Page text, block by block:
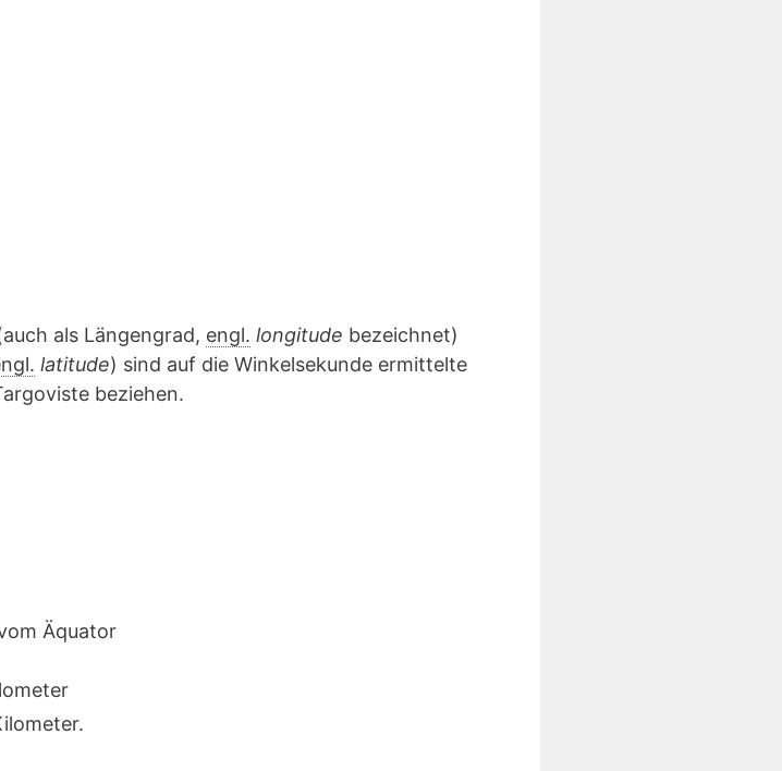
als Längengrad, engl. longitude bezeichnet)
latitude) sind auf die Winkelsekunde ermittelte
beziehen.
Äquator